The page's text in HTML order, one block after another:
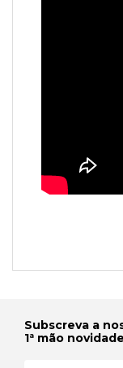
Subscreva a
1ª mão